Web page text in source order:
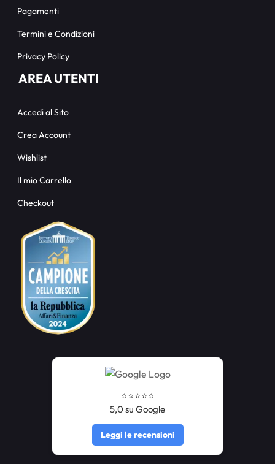
Pagamenti
Termini e Condizioni
Privacy Policy
AREA UTENTI
Accedi al Sito
Crea Account
Wishlist
Il mio Carrello
Checkout
⭐️⭐️⭐️⭐️⭐️
5,0 su Google
Leggi le recensioni